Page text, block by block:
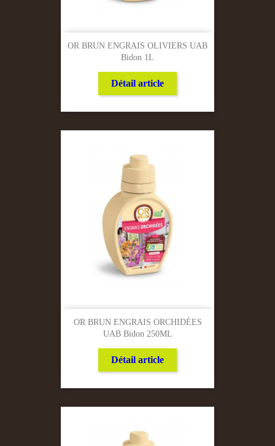
OR BRUN ENGRAIS OLIVIERS UAB
Bidon 1L
Détail article
OR BRUN ENGRAIS ORCHIDÉES
UAB Bidon 250ML
Détail article